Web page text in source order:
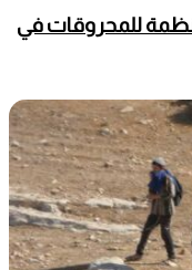
للمحروقات في